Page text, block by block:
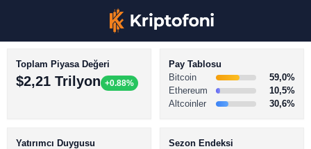
BİTCOİN HABERLERİ
Toplam Piyasa Değeri
$2,21 Trilyon +0.88%
Pay Tablosu
Bitcoin
59,0%
Ethereum
10,5%
Altcoinler
30,6%
Yatırımcı Duygusu
Sezon Endeksi